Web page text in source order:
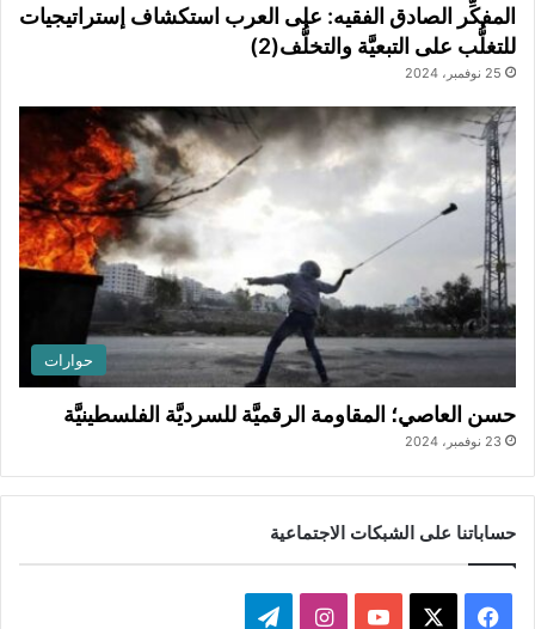
المفكِّر الصادق الفقيه: على العرب استكشاف إستراتيجيات
للتغلُّب على التبعيَّة والتخلُّف(2)
25 نوفمبر، 2024
حوارات
حسن العاصي؛ المقاومة الرقميَّة للسرديَّة الفلسطينيَّة
23 نوفمبر، 2024
حساباتنا على الشبكات الاجتماعية